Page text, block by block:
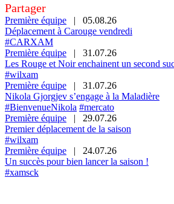
Partager
Première équipe |
05.08.26
Déplacement à Carouge vendredi
#CARXAM
Première équipe
|
31.07.26
Les Rouge et Noir enchainent un second
#wilxam
Première équipe
|
31.07.26
Nikola Gjorgjev s’engage à la Maladière
#BienvenueNikola #mercato
Première équipe
|
29.07.26
Premier déplacement de la saison
#wilxam
Première équipe
|
24.07.26
Un succès pour bien lancer la saison !
#xamsck